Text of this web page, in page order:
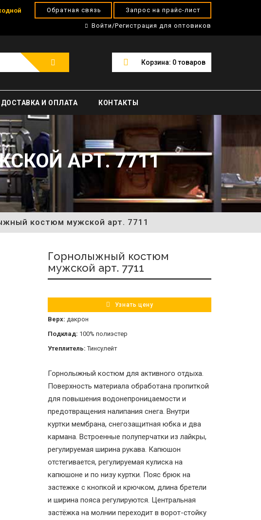
Обратная связь Запрос на прайс-лист
Войти/Регистрация для оптовиков
Корзина: 0товаров
ДОСТАВКА И ОПЛАТА КОНТАКТЫ
АРТ. 7711
костюм мужской арт. 7711
Горнолыжный костюм
мужской арт. 7711
Узнать цену
Верх: дакрон
Подклад: 100% полиэстер
Утеплитель:Тинсулейт
Горнолыжный костюм для активного отдыха.
Поверхность материала обработана пропиткой
для повышения водонепроницаемости и
предотвращения налипания снега. Внутри
куртки мембрана, снегозащитная юбка и два
кармана. Встроенные полуперчатки из лайкры,
регулируемая ширина рукава. Капюшон
отстегивается, регулируемая кулиска на
капюшоне и по низу куртки. Пояс брюк на
застежке с кнопкой и крючком, длина бретели
и ширина пояса регулируются. Центральная
застёжка на молнии переходит в ворот-стойку